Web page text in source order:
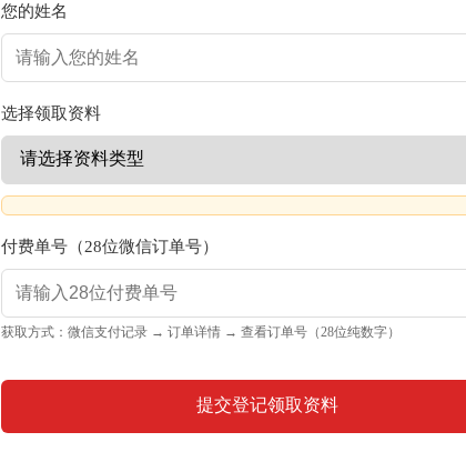
您的姓名
选择领取资料
付费单号（28位微信订单号）
获取方式：微信支付记录 → 订单详情 → 查看订单号（28位纯数字）